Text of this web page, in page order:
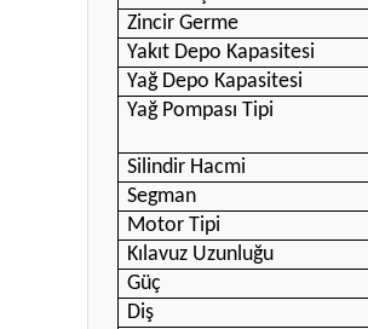
Zincir Germe
Yakıt Depo Kapasitesi
Yağ Depo Kapasitesi
Yağ Pompası Tipi
Silindir Hacmi
Segman
Motor Tipi
Kılavuz Uzunluğu
Güç
Diş